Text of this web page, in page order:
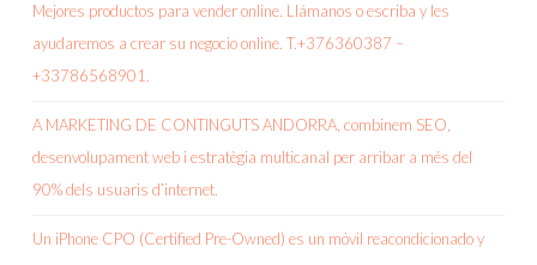
Mejores productos para vender online. Llámanos o escriba y les
ayudaremos a crear su negocio online. T.+376360387 –
+33786568901.
A MARKETING DE CONTINGUTS ANDORRA, combinem SEO,
desenvolupament web i estratègia multicanal per arribar a més del
90% dels usuaris d’internet.
Un iPhone CPO (Certified Pre-Owned) es un móvil reacondicionado y